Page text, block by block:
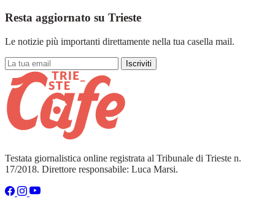
Resta aggiornato su Trieste
Le notizie più importanti direttamente nella tua casella mail.
Iscriviti
Testata giornalistica online registrata al Tribunale di Trieste n.
17/2018. Direttore responsabile: Luca Marsi.